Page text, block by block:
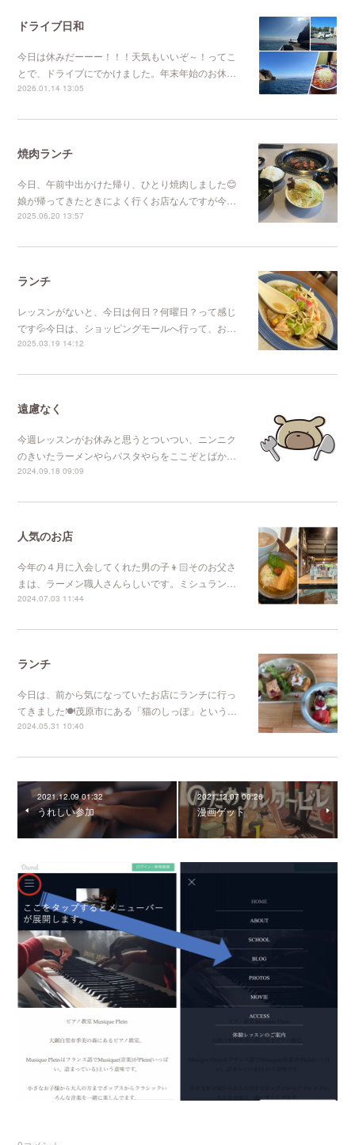
ドライブ日和
今日は休みだーーー！！！天気もいいぞ～！ってこ
とで、ドライブにでかけました。年末年始のお休…
2026.01.14 13:05
焼肉ランチ
今日、午前中出かけた帰り、ひとり焼肉しました😊
娘が帰ってきたときによく行くお店なんですが今…
2025.06.20 13:57
ランチ
レッスンがないと、今日は何日？何曜日？って感じ
です💦今日は、ショッピングモールへ行って、お…
2025.03.19 14:12
遠慮なく
今週レッスンがお休みと思うとついつい、ニンニク
のきいたラーメンやらパスタやらをここぞとばか…
2024.09.18 09:09
人気のお店
今年の４月に入会してくれた男の子👦🏻そのお父さ
まは、ラーメン職人さんらしいです。ミシュラン…
2024.07.03 11:44
ランチ
今日は、前から気になっていたお店にランチに行っ
てきました🍽️茂原市にある「猫のしっぽ」という…
2024.05.31 10:40
2021.12.09 01:32
うれしい参加
2021.12.07 00:26
漫画ゲット